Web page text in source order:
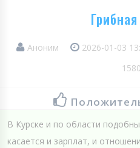
Аноним 2026-01-03
1580
В Курске и по области
касается и зарплат, и